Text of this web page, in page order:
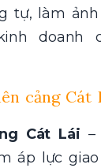
tự, làm
doanh
cảng Cát
Cát Lái –
áp lực